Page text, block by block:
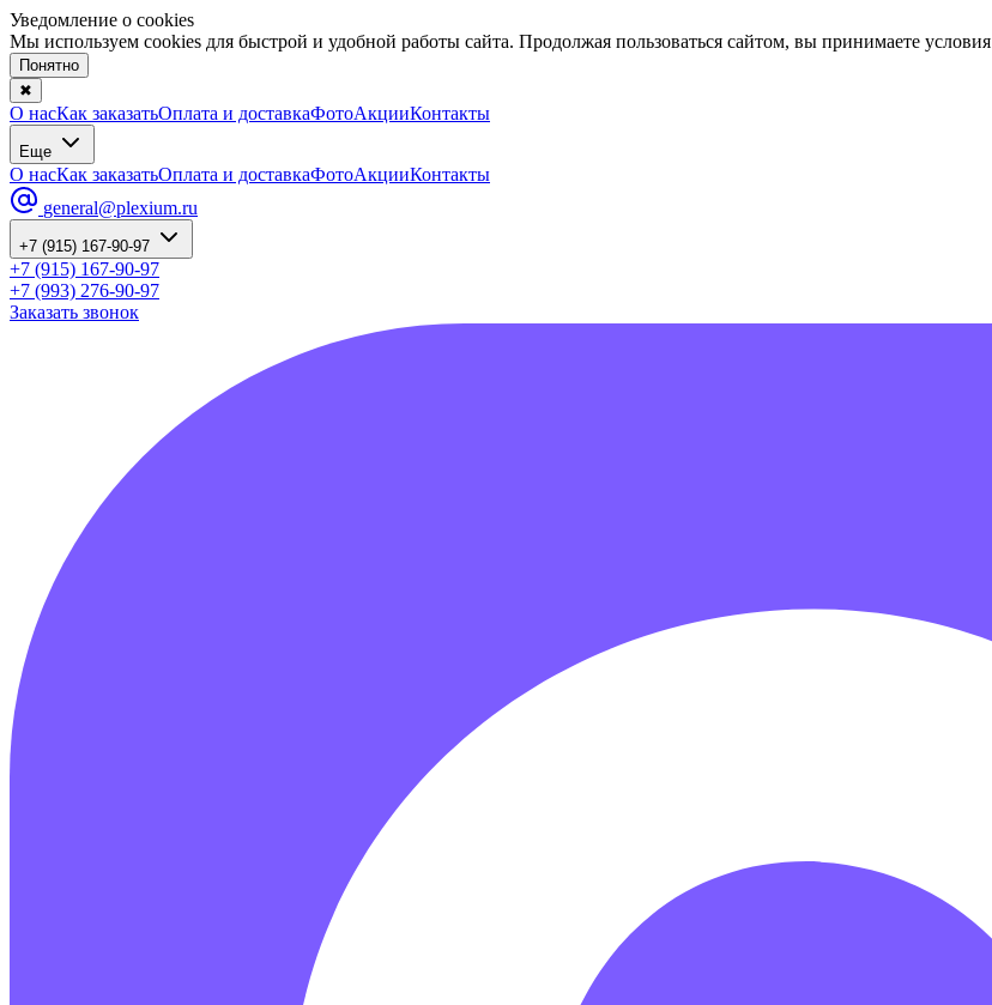
Уведомление о cookies
Мы используем cookies для быстрой и удобной работы сайта. Продолжая пользоваться сайтом, вы принимаете условия
Понятно
✖
О насКак заказатьОплата и доставкаФотоАкцииКонтакты
Еще
О насКак заказатьОплата и доставкаФотоАкцииКонтакты
general@plexium.ru
+7 (915) 167-90-97
+7 (915) 167-90-97
+7 (993) 276-90-97
Заказать звонок